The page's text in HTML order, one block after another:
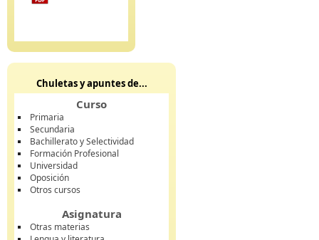
Chuletas y apuntes de...
Curso
Primaria
Secundaria
Bachillerato y Selectividad
Formación Profesional
Universidad
Oposición
Otros cursos
Asignatura
Otras materias